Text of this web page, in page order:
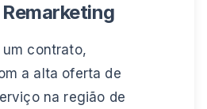
contrato,
a alta oferta de
na região de